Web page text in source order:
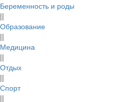
МИР СУШИ
Беременность и роды
||
Образование
||
Медицина
||
Отдых
||
Спорт
||